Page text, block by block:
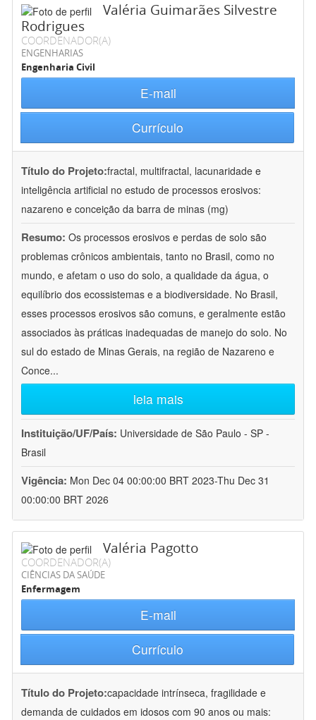
Valéria Guimarães Silvestre
Rodrigues
COORDENADOR(A)
ENGENHARIAS
Engenharia Civil
E-mail
Currículo
Título do Projeto:fractal, multifractal, lacunaridade e
inteligência artificial no estudo de processos erosivos:
nazareno e conceição da barra de minas (mg)
Resumo: Os processos erosivos e perdas de solo são
problemas crônicos ambientais, tanto no Brasil, como no
mundo, e afetam o uso do solo, a qualidade da água, o
equilíbrio dos ecossistemas e a biodiversidade. No Brasil,
esses processos erosivos são comuns, e geralmente estão
associados às práticas inadequadas de manejo do solo. No
sul do estado de Minas Gerais, na região de Nazareno e
Conce...
leia mais
Instituição/UF/País: Universidade de São Paulo - SP -
Brasil
Vigência: Mon Dec 04 00:00:00 BRT 2023-Thu Dec 31
00:00:00 BRT 2026
Valéria Pagotto
COORDENADOR(A)
CIÊNCIAS DA SAÚDE
Enfermagem
E-mail
Currículo
Título do Projeto:capacidade intrínseca, fragilidade e
demanda de cuidados em idosos com 90 anos ou mais: